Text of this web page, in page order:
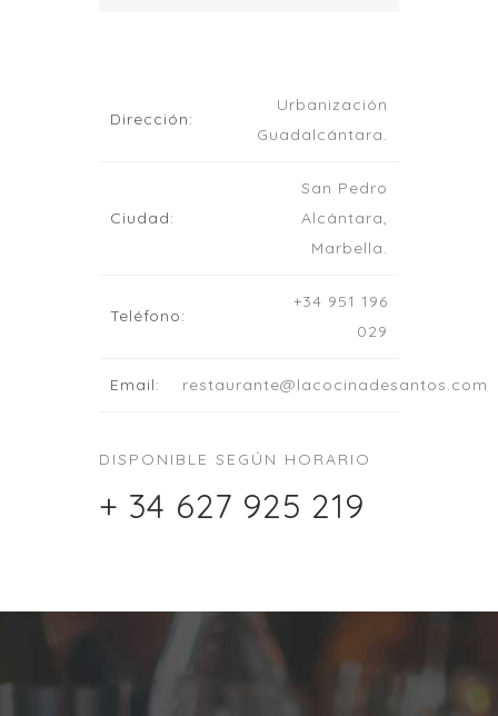
Dirección:
Urbanización
Guadalcántara.
Ciudad:
San Pedro
Alcántara,
Marbella.
Teléfono:
+34 951 196
029
Email: restaurante@lacocinadesantos.com
DISPONIBLE SEGÚN HORARIO
+ 34 627 925 219